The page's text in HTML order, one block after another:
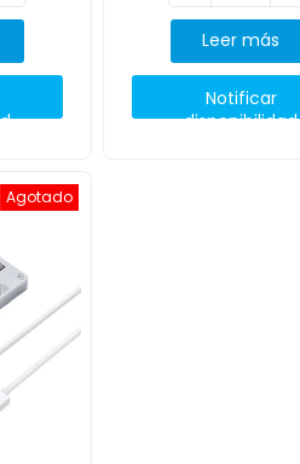
Leer más
Notificar
disponibilidad
Agotado